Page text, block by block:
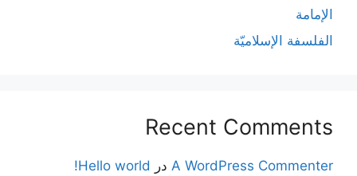
الإمامة
الفلسفة الإسلاميّة
Recent Comments
A WordPress Commenter در Hello world!